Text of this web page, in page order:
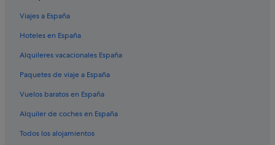
Puerto Marqués hoteles
Icacos hoteles
Casas privadas de vacaciones en Acapulco
Caleta hoteles
Zona costera de Acapulco hoteles
Hoteles cerca de Acantilado La Quebrada
Viajes a España
Hoteles en España
Alquileres vacacionales España
Paquetes de viaje a España
Vuelos baratos en España
Alquiler de coches en España
Todos los alojamientos